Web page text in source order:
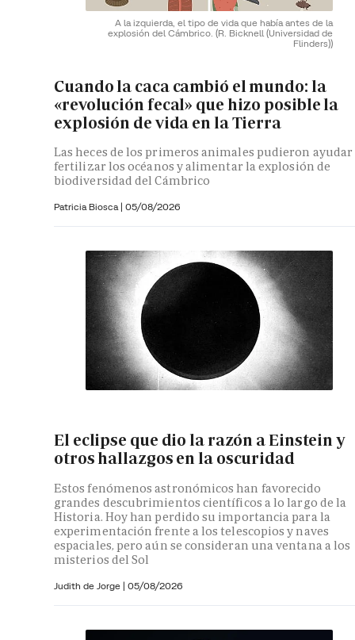
A la izquierda, el tipo de vida que había antes de la
explosión del Cámbrico. (R. Bicknell (Universidad de
Flinders))
Cuando la caca cambió el mundo: la
«revolución fecal» que hizo posible la
explosión de vida en la Tierra
Las heces de los primeros animales pudieron ayudar
fertilizar los océanos y alimentar la explosión de
biodiversidad del Cámbrico
Patricia Biosca | 05/08/2026
El eclipse que dio la razón a Einstein y
otros hallazgos en la oscuridad
Estos fenómenos astronómicos han favorecido
grandes descubrimientos científicos a lo largo de la
Historia. Hoy han perdido su importancia para la
experimentación frente a los telescopios y naves
espaciales, pero aún se consideran una ventana a los
misterios del Sol
Judith de Jorge | 05/08/2026